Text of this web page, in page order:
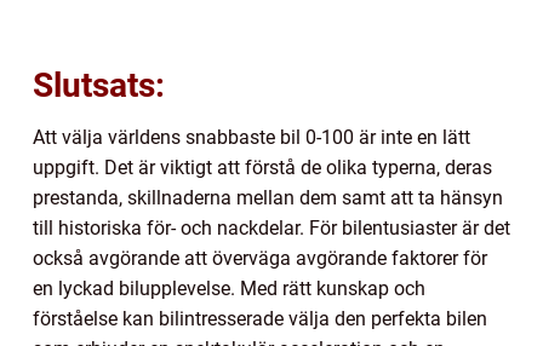
Slutsats:
Att välja världens snabbaste bil 0-100 är inte en lätt
uppgift. Det är viktigt att förstå de olika typerna, deras
prestanda, skillnaderna mellan dem samt att ta hänsyn
till historiska för- och nackdelar. För bilentusiaster är det
också avgörande att överväga avgörande faktorer för
en lyckad bilupplevelse. Med rätt kunskap och
förståelse kan bilintresserade välja den perfekta bilen